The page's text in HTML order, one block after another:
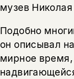
музев
Подобно
он описывал
мирное время,